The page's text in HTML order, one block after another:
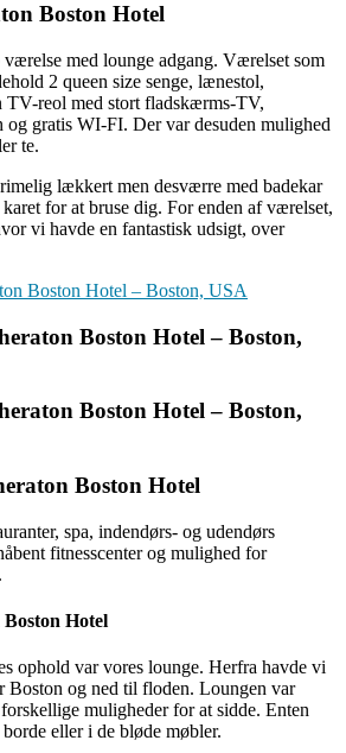
Boston Hotel
med lounge adgang. Værelset som
2 queen size senge, lænestol,
TV-reol med stort fladskærms-TV,
og gratis WI-FI. Der var desuden mulighed
te.
lækkert men desværre med badekar
for at bruse dig. For enden af værelset,
vi havde en fantastisk udsigt, over
Boston Hotel
spa, indendørs- og udendørs
fitnesscenter og mulighed for
Hotel
ophold var vores lounge. Herfra havde vi
Boston og ned til floden. Loungen var
muligheder for at sidde. Enten
eller i de bløde møbler.